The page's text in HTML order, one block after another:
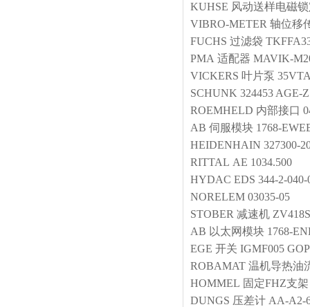
KUHSE 风动送样电磁
VIBRO-METER 轴位移
FUCHS 过滤袋
PMA 适配器 MAVIK-
VICKERS 叶片泵
SCHUNK 324453 AGE-
ROEMHELD 内部接口
AB 伺服模块 1768-
HEIDENHAIN 327300-
RITTAL AE 1034.500
HYDAC EDS 344-2-040-
NORELEM 03035-05
STOBER 减速机
AB 以太网模块 1768-
EGE 开关 IGMF005
ROBAMAT 温机导热油
HOMMEL 固定FHZ支架
DUNGS 压差计 AA-A2-